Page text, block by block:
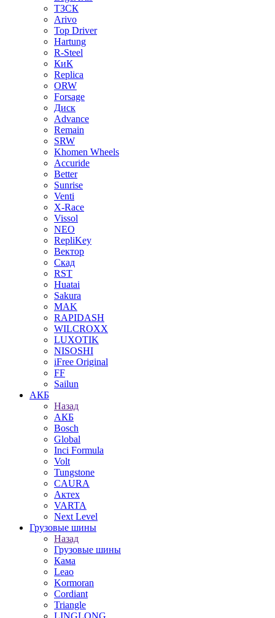
ТЗСК
Arivo
Top Driver
Hartung
R-Steel
КиК
Replica
ORW
Forsage
Диск
Advance
Remain
SRW
Khomen Wheels
Accuride
Better
Sunrise
Venti
X-Race
Vissol
NEO
RepliKey
Вектор
Скад
RST
Huatai
Sakura
MAK
RAPIDASH
WILCROXX
LUXOTIK
NISOSHI
iFree Original
FF
Sailun
АКБ
Назад
АКБ
Bosch
Global
Inci Formula
Volt
Tungstone
CAURA
Актех
VARTA
Next Level
Грузовые шины
Назад
Грузовые шины
Кама
Leao
Kormoran
Cordiant
Triangle
LINGLONG